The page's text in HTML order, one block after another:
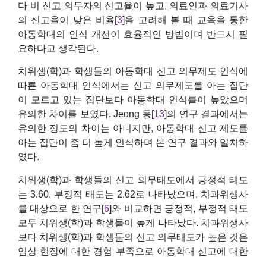
다 비 신고 의무자의 신고율이 높고, 의료인과 의료기사
의 신고율이 낮은 비율[3]을 고려해 볼 때 교육을 통한
아동학대의 인식 개선이 효율적인 방법이며 반드시 필
요하다고 생각된다.
치위생(학)과 학생들의 아동학대 신고 의무제도 인식에
따른 아동학대 인식에서는 신고 의무제도를 아는 집단
이 모르고 있는 집단보다 아동학대 인식률이 높았으며
유의한 차이를 보였다. Jeong 등[ 13 ]의 연구 결과에서는
유의한 정도의 차이는 아니지만, 아동학대 신고 제도를
아는 집단이 좀 더 높게 인식하며 본 연구 결과와 일치하
였다.
치위생(학)과 학생들의 신고 의무태도에서 긍정적 태도
는 3.60, 부정적 태도는 2.62로 나타났으며, 치과위생사
를 대상으로 한 연구[6]와 비교하면 긍정적, 부정적 태도
모두 치위생(학)과 학생들이 높게 나타났다. 치과위생사
보다 치위생(학)과 학생들의 신고 의무태도가 높은 것은
임상 현장에 대한 경험 부족으로 아동학대 신고에 대한